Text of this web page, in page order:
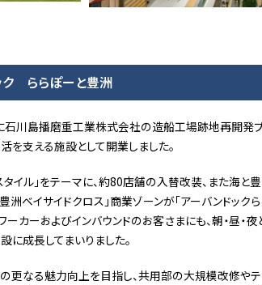
ク ららぽーと豊洲
石川島播磨重工業株式会社の造船工場跡地再開発プ
活を支える施設として開業しました。
イル」をテーマに、約80店舗の入替改装、また海と
洲ベイサイドクロス」商業ゾーンが「アーバンドック
ーカーおよびインバウンドのお客さまにも、朝・昼・
成長してまいりました。
更なる魅力向上を目指し、共用部の大規模改修や